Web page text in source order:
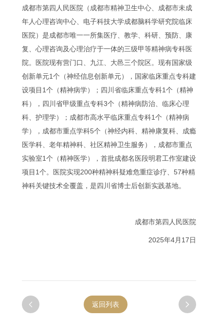
成都市第四人民医院（成都市精神卫生中心、成都市未成
年人心理咨询中心、电子科技大学成都脑科学研究院临床
医院）是成都市唯一一所集医疗、教学、科研、预防、康
复、心理咨询及心理治疗于一体的三级甲等精神病专科医
院。医院现有营门口、九江、大邑三个院区。现有国家级
创新单元1个（神经信息创新单元），国家临床重点专科建
设项目1个（精神病学）；四川省临床重点专科1个（精神
科），四川省甲级重点专科3个（精神病防治、临床心理
科、护理学）；成都市高水平临床重点专科1个（精神病
学），成都市重点学科5个（神经内科、精神康复科、成瘾
医学科、老年精神科、社区精神卫生服务），成都市重点
实验室1个（精神医学），首批成都名医段明君工作室建设
项目1个。医院实现200种精神科疑难危重症诊疗、57种精
神科关键技术全覆盖，是四川省博士后创新实践基地。
成都市第四人民医院
2025年4月17日
 
返回列表